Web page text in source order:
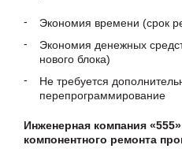
Экономия времени (срок
Экономия денежных
нового блока)
Не требуется
перепрограммирование
Инженерная компания
компонентного ремонта